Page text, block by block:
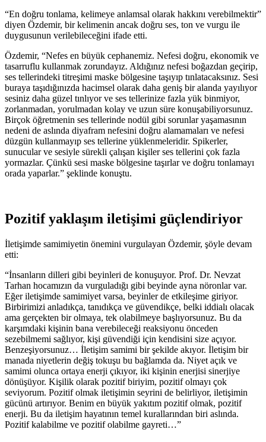
“En doğru tonlama, kelimeye anlamsal olarak hakkını verebilmektir”
diyen Özdemir, bir kelimenin ancak doğru ses, ton ve vurgu ile
duygusunun verilebileceğini ifade etti.
Özdemir, “Nefes en büyük cephanemiz. Nefesi doğru, ekonomik ve
tasarruflu kullanmak zorundayız. Aldığınız nefesi boğazdan geçirip,
ses tellerindeki titreşimi maske bölgesine taşıyıp tınlatacaksınız. Sesi
buraya taşıdığınızda hacimsel olarak daha geniş bir alanda yayılıyor
sesiniz daha güzel tınlıyor ve ses tellerinize fazla yük binmiyor,
zorlanmadan, yorulmadan kolay ve uzun süre konuşabiliyorsunuz.
Birçok öğretmenin ses tellerinde nodül gibi sorunlar yaşamasının
nedeni de aslında diyafram nefesini doğru alamamaları ve nefesi
düzgün kullanmayıp ses tellerine yüklenmeleridir. Spikerler,
sunucular ve sesiyle sürekli çalışan kişiler ses tellerini çok fazla
yormazlar. Çünkü sesi maske bölgesine taşırlar ve doğru tonlamayı
orada yaparlar.” şeklinde konuştu.
Pozitif yaklaşım iletişimi güçlendiriyor
İletişimde samimiyetin önemini vurgulayan Özdemir, şöyle devam
etti:
“İnsanların dilleri gibi beyinleri de konuşuyor. Prof. Dr. Nevzat
Tarhan hocamızın da vurguladığı gibi beyinde ayna nöronlar var.
Eğer iletişimde samimiyet varsa, beyinler de etkileşime giriyor.
Birbirimizi anladıkça, tanıdıkça ve güvendikçe, belki iddialı olacak
ama gerçekten bir olmaya, tek olabilmeye başlıyorsunuz. Bu da
karşımdaki kişinin bana verebileceği reaksiyonu önceden
sezebilmemi sağlıyor, kişi güvendiği için kendisini size açıyor.
Benzeşiyorsunuz… İletişim samimi bir şekilde akıyor. İletişim bir
manada niyetlerin değiş tokuşu bu bağlamda da. Niyet açık ve
samimi olunca ortaya enerji çıkıyor, iki kişinin enerjisi sinerjiye
dönüşüyor. Kişilik olarak pozitif biriyim, pozitif olmayı çok
seviyorum. Pozitif olmak iletişimin seyrini de belirliyor, iletişimin
gücünü artırıyor. Benim en büyük yakıtım pozitif olmak, pozitif
enerji. Bu da iletişim hayatının temel kurallarından biri aslında.
Pozitif kalabilme ve pozitif olabilme gayreti…”